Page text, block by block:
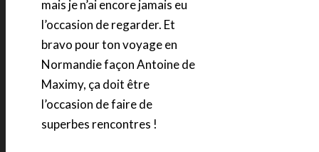
mais je n’ai encore jamais eu
l’occasion de regarder. Et
bravo pour ton voyage en
Normandie façon Antoine de
Maximy, ça doit être
l’occasion de faire de
superbes rencontres !